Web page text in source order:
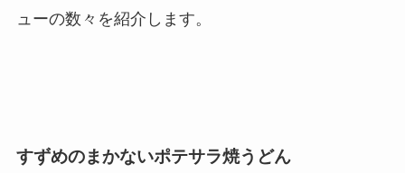
ューの数々を紹介します。
すずめのまかないポテサラ焼うどん